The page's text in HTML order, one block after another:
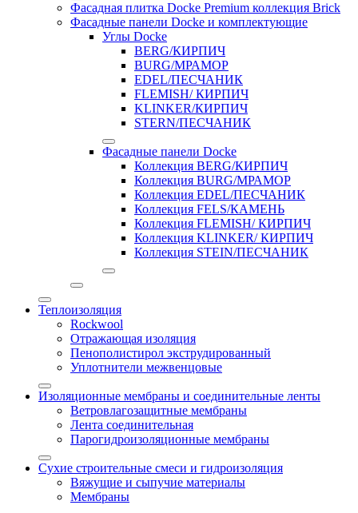
Фасадная плитка Docke Premium коллекция Brick
Фасадные панели Docke и комплектующие
Углы Docke
BERG/КИРПИЧ
BURG/МРАМОР
EDEL/ПЕСЧАНИК
FLEMISH/ КИРПИЧ
KLINKER/КИРПИЧ
STERN/ПЕСЧАНИК
Фасадные панели Docke
Коллекция BERG/КИРПИЧ
Коллекция BURG/МРАМОР
Коллекция EDEL/ПЕСЧАНИК
Коллекция FELS/КАМЕНЬ
Коллекция FLEMISH/ КИРПИЧ
Коллекция KLINKER/ КИРПИЧ
Коллекция STEIN/ПЕСЧАНИК
Теплоизоляция
Rockwool
Отражающая изоляция
Пенополистирол экструдированный
Уплотнители межвенцовые
Изоляционные мембраны и соединительные ленты
Ветровлагозащитные мембраны
Лента соединительная
Парогидроизоляционные мембраны
Сухие строительные смеси и гидроизоляция
Вяжущие и сыпучие материалы
Мембраны